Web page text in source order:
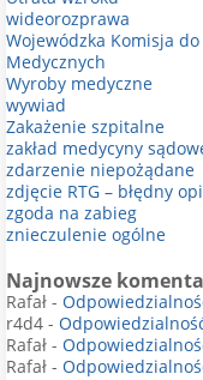
wideorozprawa
Wojewódzka Komisja
Medycznych
Wyroby medyczne
wywiad
Zakażenie szpitalne
zakład medycyny
zdarzenie niepożądane
zdjęcie RTG – błędny
zgoda na zabieg
znieczulenie ogólne
Najnowsze
Rafał -
r4d4 -
Rafał -
Rafał -